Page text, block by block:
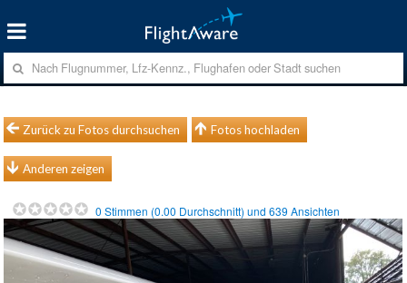
Zurück zu Fotos durchsuchen Fotos hochladen
Anderen zeigen
0 Stimmen (0.00 Durchschnitt) und639 Ansichten